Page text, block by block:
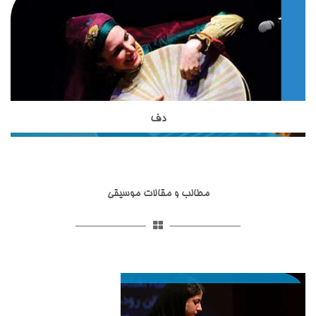
حساب می آیند.استاد مظاهری از شاگردان آقای ظریف بوده واز
بهترین شاگردان ایشان محسوب می شوند. استاد شاکری از دیگر
اساتید آموزشگاه موسیقی تاج بخش برای تدریس ساز تار و سه تار
به هنرجویان هستند. ساز تخصصی ایشان تار و سه تار است و
تحصیلات خود را در زمینه موسیقی ایرانی،آموزش موسیقی به
کودکان و گرافیک دنبال نموده اند.
شود با دف تفاوت هایی دارد.دایره از دف کوچکتر است و تعداد زنجیر
هایی که به آن وصل شده است از دف بسیار کمتر است. نواختن ساز
دایره در کشورهای آسیایی نظیر ایران, افغانستان , تاجیکستان و ...
ساز دف یکی از ساز های کوبه ای در موسیقی ایرانی است که از
مختلفی ساخته شده اند.ساز دف از ساز های کوبه ای با قدمت ایرانی
اصلی مجالس عیش و طرب و محافل اهل ذوق و عرفان و مجالس
صدایی بم تر است. استاد حدادی مدرس ساز دف در آموزشگاه
موسیقی تاج بخش هستند.استاد حدادی از شاگردان استاد کامکار
دف
صداسازی و آواز پاپ یکی از خدمات آموزشگاه موسیقی تاج بخش
است که در زیرگروه آموزش اواز در این آموزشگاه موسیقی با بهترین
اساتید این حوزه آموزش داده می شود.
صداسازی و آواز پاپ
مطالب و مقالات موسیقی